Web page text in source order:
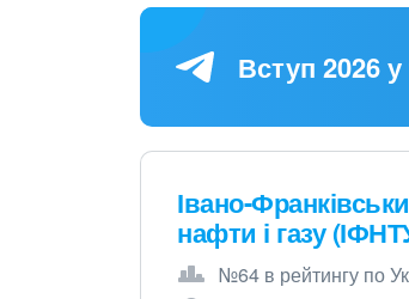
Вступ 2026 у
Івано-
нафти і газу
№64 в рейтингу по